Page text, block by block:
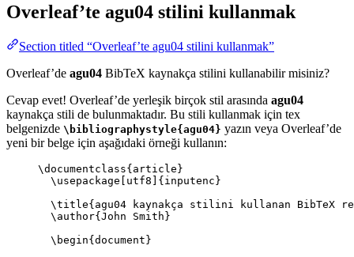
Overleaf’te agu04 stilini kullanmak
Section titled “Overleaf’te agu04 stilini kullanmak”
Overleaf’de agu04 BibTeX kaynakça stilini kullanabilir misiniz?
Cevap evet! Overleaf’de yerleşik birçok stil arasında agu04
kaynakça stili de bulunmaktadır. Bu stili kullanmak için tex
belgenizde \bibliographystyle{agu04} yazın veya Overleaf’de
yeni bir belge için aşağıdaki örneği kullanın:
\documentclass{ article }
\usepackage
utf8 ]{ inputenc }
\title{agu04 kaynakça stilini kullanan BibTeX
\author{John Smith}
\begin{ document }